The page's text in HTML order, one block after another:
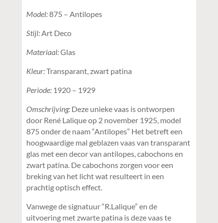
Model:875 – Antilopes
Stijl:Art Deco
Materiaal:Glas
Kleur:Transparant, zwart patina
Periode:1920 – 1929
Omschrijving: Deze unieke vaas is ontworpen
door René Lalique op 2 november 1925, model
875 onder de naam “Antilopes” Het betreft een
hoogwaardige mal geblazen vaas van transparant
glas met een decor van antilopes, cabochons en
zwart patina. De cabochons zorgen voor een
breking van het licht wat resulteert in een
prachtig optisch effect.
Vanwege de signatuur “R.Lalique” en de
uitvoering met zwarte patina is deze vaas te